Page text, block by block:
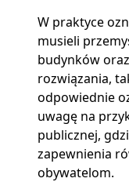
W praktyce
musieli
budynków
rozwiązania,
odpowiednie
uwagę na
publicznej,
zapewnienia
obywatelom.